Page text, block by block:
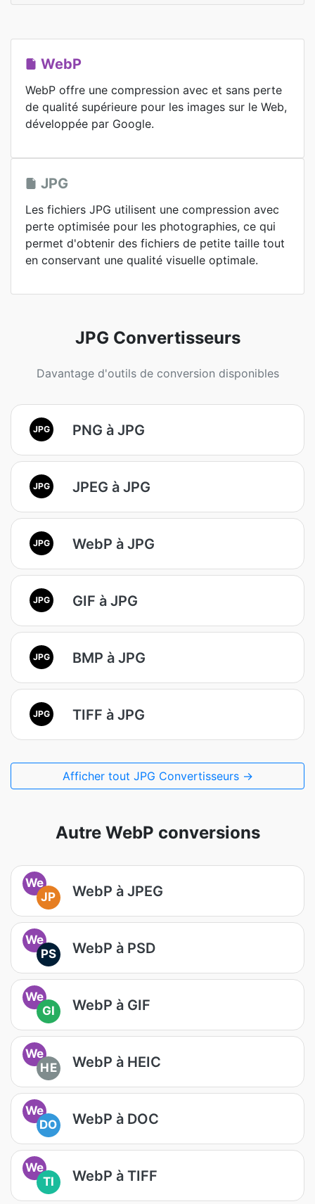
WebP
WebP offre une compression avec et sans perte
de qualité supérieure pour les images sur le Web,
développée par Google.
JPG
Les fichiers JPG utilisent une compression avec
perte optimisée pour les photographies, ce qui
permet d'obtenir des fichiers de petite taille tout
en conservant une qualité visuelle optimale.
JPG Convertisseurs
Davantage d'outils de conversion disponibles
JPG PNG à JPG
JPG JPEG à JPG
JPG WebP à JPG
JPG GIF à JPG
JPG BMP à JPG
JPG TIFF à JPG
Afficher tout JPG Convertisseurs →
Autre WebP conversions
We
JP
WebP à JPEG
We
PS
WebP à PSD
We
GI
WebP à GIF
We
HE
WebP à HEIC
We
DO
WebP à DOC
We
TI
WebP à TIFF